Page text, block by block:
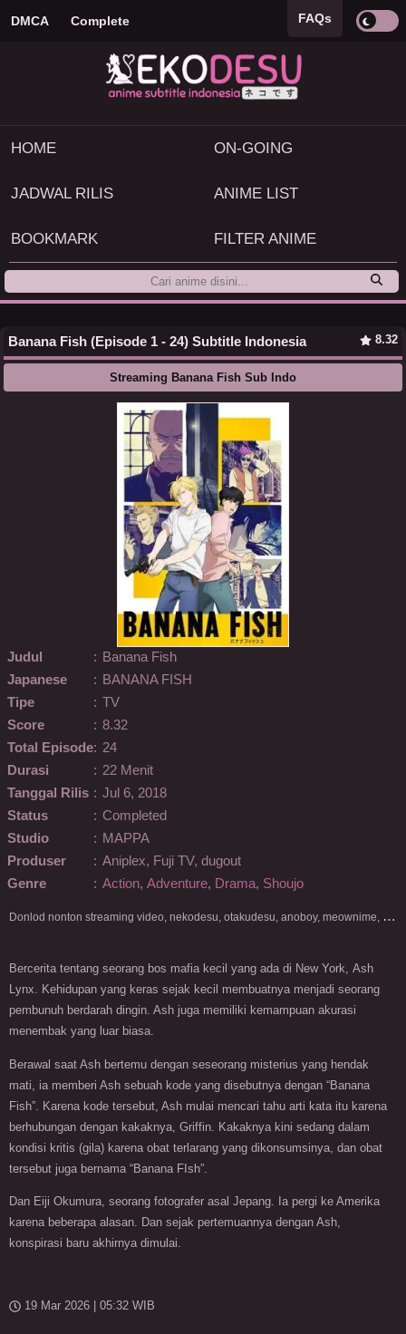
DMCA Complete FAQs
HOME ON-GOING
JADWAL RILIS ANIME LIST
BOOKMARK FILTER ANIME
Banana Fish (Episode 1 - 24) Subtitle Indonesia 8.32
Streaming Banana Fish Sub Indo
Judul : Banana Fish
Japanese
: BANANA FISH
Tipe
: TV
Score
: 8.32
Total Episode: 24
Durasi
: 22 Menit
Tanggal Rilis : Jul 6, 2018
Status
: Completed
Studio
: MAPPA
Produser
: Aniplex, Fuji TV, dugout
Genre
: Action, Adventure, Drama, Shoujo
D
onlod nonton streaming video, nekodesu, otakudesu, anoboy, meownime, anitoki, meguminime, melody, oploverz, anoboy, nimegami, unduh, riie net, drivenime, myanimelist, MAL, kusonime, neonime, bstation, maxnime, Netflix, animeindo, anichin, crunchyroll, neonime, samehadaku, streaming, otakupoi, awsubs, anibatch, anikyojin, nekonime, kurogaze, zippyshare, vidio google drive, Muse Indonesia, kazefuri, iQIYI, Viu, Ani-One Asia, Animenonton, Otaku desu, Mangaku, Anibatch,Vidio, Genflix, Amazon Prime Video, 3GP, Mp4, 240p, Terlengkap.
Bercerita tentang seorang bos mafia kecil yang ada di New York, Ash
Lynx. Kehidupan yang keras sejak kecil membuatnya menjadi seorang
pembunuh berdarah dingin. Ash juga memiliki kemampuan akurasi
menembak yang luar biasa.
Berawal saat Ash bertemu dengan seseorang misterius yang hendak
mati, ia memberi Ash sebuah kode yang disebutnya dengan “Banana
Fish”. Karena kode tersebut, Ash mulai mencari tahu arti kata itu karena
berhubungan dengan kakaknya, Griffin. Kakaknya kini sedang dalam
kondisi kritis (gila) karena obat terlarang yang dikonsumsinya, dan obat
tersebut juga bernama “Banana FIsh”.
Dan Eiji Okumura, seorang fotografer asal Jepang. Ia pergi ke Amerika
karena beberapa alasan. Dan sejak pertemuannya dengan Ash,
konspirasi baru akhirnya dimulai.
19 Mar 2026 | 05:32 WIB